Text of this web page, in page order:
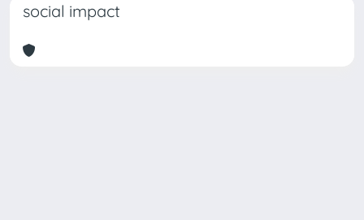
social impact